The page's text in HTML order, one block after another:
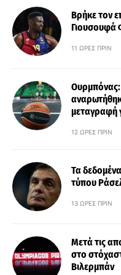
Βρήκε τον
Γιουσουφά
11 ΏΡΕΣ ΠΡΙΝ
Ουρμπόνας:
μεταγραφή
12 ΏΡΕΣ ΠΡΙΝ
Τα
τύπου
13 ΏΡΕΣ ΠΡΙΝ
Μετά τις
στο
Βιλερμπάν